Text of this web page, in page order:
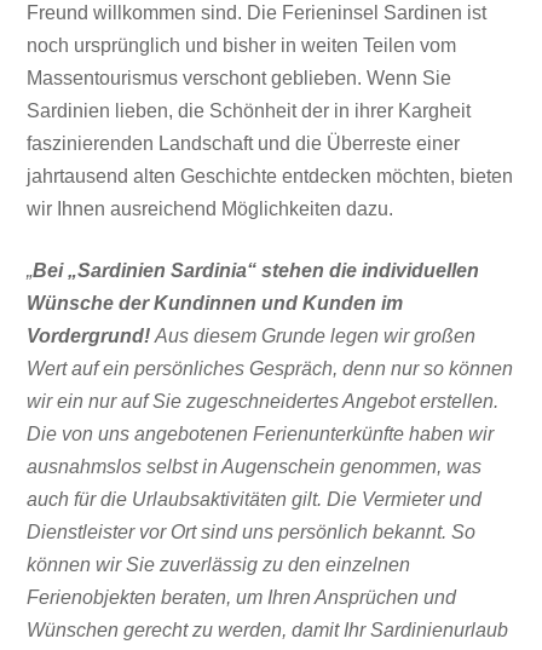
Freund willkommen sind. Die Ferieninsel Sardinen ist
noch ursprünglich und bisher in weiten Teilen vom
Massentourismusverschont geblieben. Wenn Sie
Sardinien lieben, die Schönheit der in ihrer Kargheit
faszinierenden Landschaft und die Überreste einer
jahrtausend alten Geschichte entdecken möchten, bieten
wir Ihnen ausreichend Möglichkeiten dazu.
„Bei „Sardinien Sardinia“ stehen die individuellen
Wünsche der Kundinnen und Kunden im
Vordergrund! Aus diesem Grunde legen wir großen
Wert auf ein persönliches Gespräch, denn nur so können
wir ein nur auf Sie zugeschneidertes Angebot erstellen.
Die von uns angebotenen Ferienunterkünfte haben wir
ausnahmslos selbst in Augenschein genommen, was
auch für die Urlaubsaktivitäten gilt. Die Vermieter und
Dienstleister vor Ort sind uns persönlich bekannt. So
können wir Sie zuverlässig zu den einzelnen
Ferienobjekten beraten, um Ihren Ansprüchen und
Wünschen gerecht zu werden, damit Ihr Sardinienurlaub